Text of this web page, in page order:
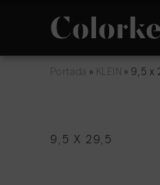
Portada » KLEIN » 9,5 x
9,5 X 29,5